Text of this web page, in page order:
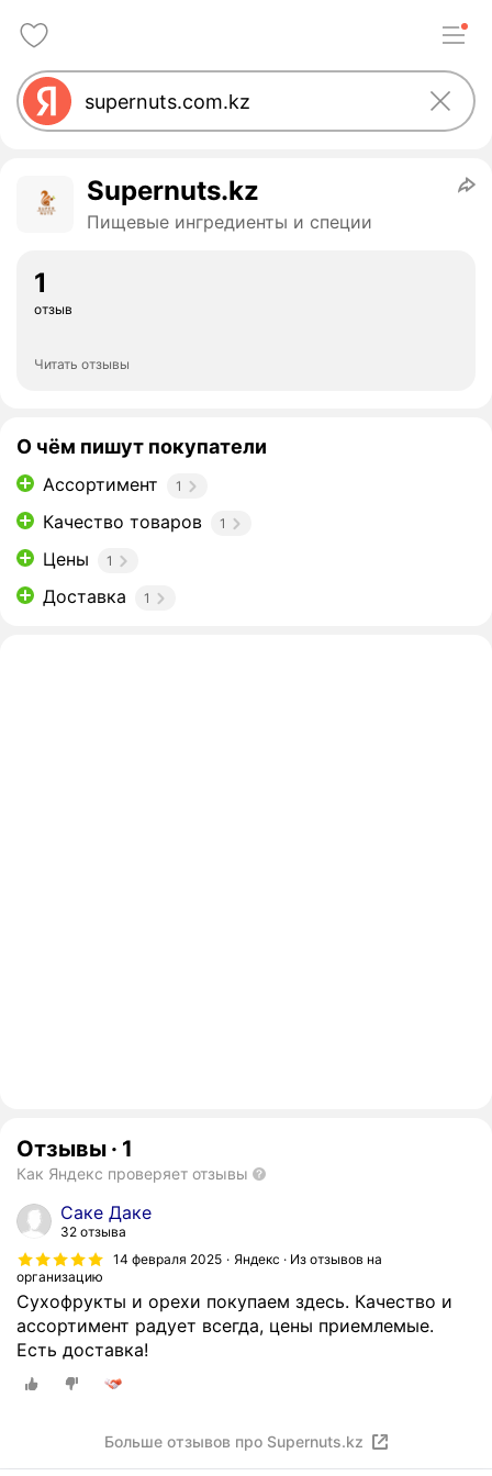
Supernuts.kz
Пищевые ингредиенты и специи
1
отзыв
Читать отзывы
О чём пишут покупатели
Ассортимент 1
Качество товаров 1
Цены 1
Доставка 1
Отзывы · 1
Как Яндекс проверяет отзывы
Саке Даке
32 отзыва
14 февраля 2025
Яндекс · Из отзывов на
организацию
Сухофрукты и орехи покупаем здесь. Качество и
ассортимент радует всегда, цены приемлемые.
Есть доставка!
Больше отзывов про Supernuts.kz